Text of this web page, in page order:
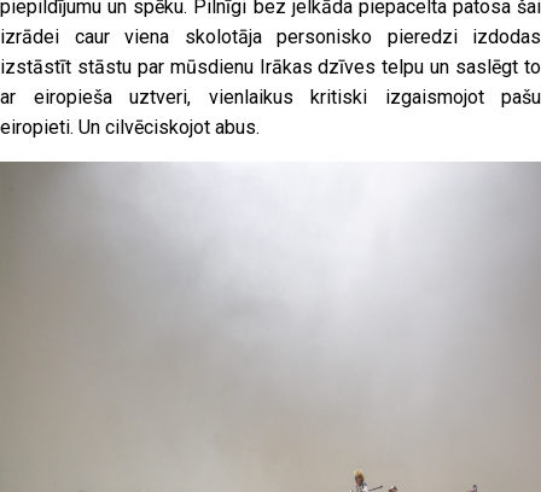
piepildījumu un spēku. Pilnīgi bez jelkāda piepacelta patosa šai
izrādei caur viena skolotāja personisko pieredzi izdodas
izstāstīt stāstu par mūsdienu Irākas dzīves telpu un saslēgt to
ar eiropieša uztveri, vienlaikus kritiski izgaismojot pašu
eiropieti. Un cilvēciskojot abus.